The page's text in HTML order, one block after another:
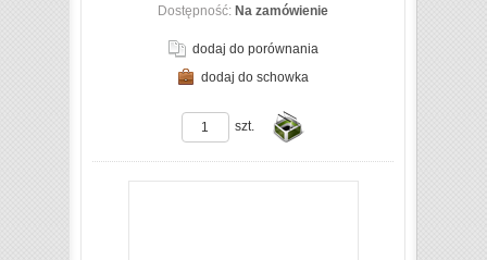
Dostępność: Na zamówienie
dodaj do porównania
dodaj do schowka
szt.